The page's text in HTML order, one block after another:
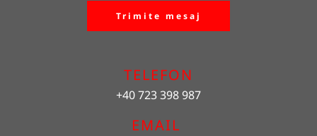
Trimite mesaj
TELEFON
+40 723 398 987
EMAIL